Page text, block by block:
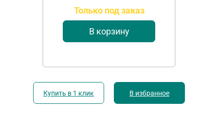
Только под заказ
В корзину
Купить в 1 клик В избранное